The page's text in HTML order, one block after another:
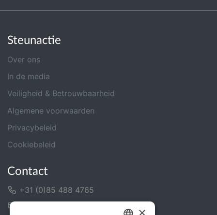
Steunactie
Over ons
In de media
Veiligheid & Betrouwbaarheid
Algemene voorwaarden
Privacybeleid
Cookiebeleid
Contact
+31 (0)85 488 4765